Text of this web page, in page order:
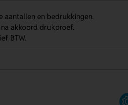
aantallen en bedrukkingen.
akkoord drukproef.
BTW.